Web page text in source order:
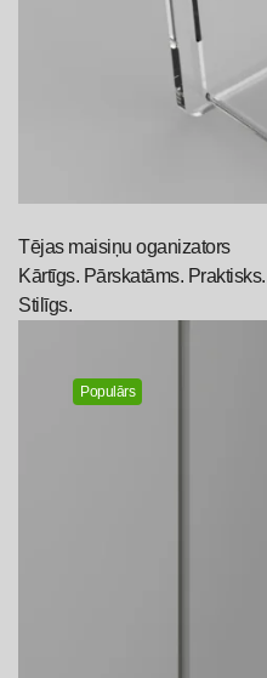
Tējas maisiņu oganizators
Kārtīgs. Pārskatāms. Praktisks.
Stilīgs.
Populārs